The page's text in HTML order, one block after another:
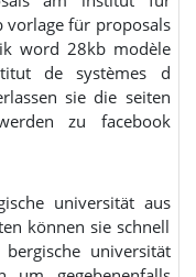
für proposals
word 28kb modèle
de systèmes d
sie die seiten
zu facebook
universität aus
können sie schnell
universität